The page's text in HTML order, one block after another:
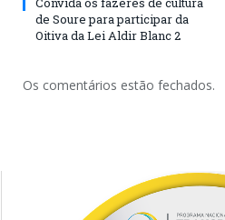
de Soure para participar da
Oitiva da Lei Aldir Blanc 2
Os comentários estão fechados.